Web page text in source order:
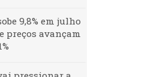
9,8% em julho
preços avançam